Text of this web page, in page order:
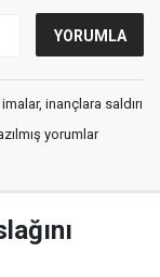
inançlara saldırı
yorumlar